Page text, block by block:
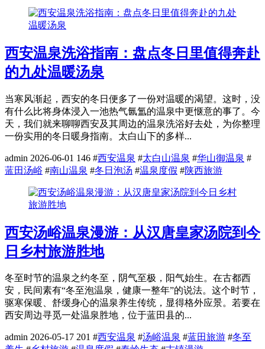
西安温泉洗浴指南：盘点冬日里值得奔赴
的九处温暖汤泉
当寒风渐起，西安的冬日便多了一份对温暖的渴望。这时，没
有什么比将身体浸入一池热气氤氲的温泉中更惬意的事了。今
天，我们就来聊聊西安及其周边的温泉洗浴好去处，为你整理
一份实用的冬日暖身指南。太白山下的多样...
admin 2026-06-01 146 #西安温泉 #太白山温泉 #华山御温泉 #
蓝田汤峪 #南山温泉 #冬日泡汤 #温泉度假 #陕西旅游
西安汤峪温泉漫游：从汉唐皇家汤院到今
日乡村旅游胜地
冬至时节的温泉之约冬至，阴气至极，阳气始生。在古都西
安，民间素有“冬至泡温泉，健康一整年”的说法。这个时节，
驱寒保暖、舒缓身心的温泉养生传统，显得格外应景。若要在
西安周边寻觅一处温泉胜地，位于蓝田县的...
admin 2026-05-17 201 #西安温泉 #汤峪温泉 #蓝田旅游 #冬至